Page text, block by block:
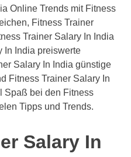
Online Trends mit Fitness
Fitness Trainer
Trainer Salary In India
In India preiswerte
Salary In India günstige
Fitness Trainer Salary In
Spaß bei den Fitness
Tipps und Trends.
Salary In